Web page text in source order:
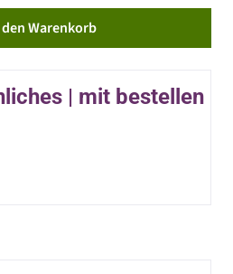
Warenkorb
| mit bestellen